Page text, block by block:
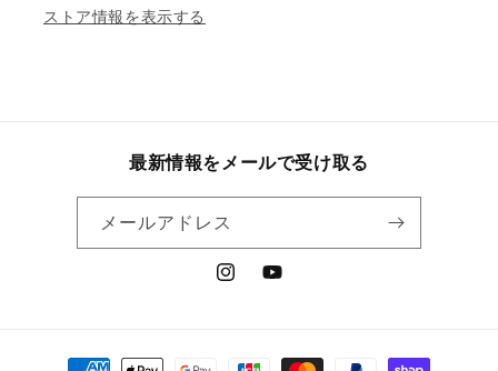
ストア情報を表示する
最新情報をメールで受け取る
メールアドレス
InstagramYouTube